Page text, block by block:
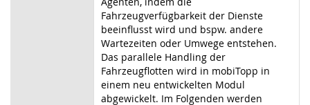
Fahrzeugverfügbarkeit der Dienste
beeinflusst wird und bspw. andere
Wartezeiten oder Umwege entstehen.
Das parallele Handling der
Fahrzeugflotten wird in mobiTopp in
einem neu entwickelten Modul
abgewickelt. Im Folgenden werden